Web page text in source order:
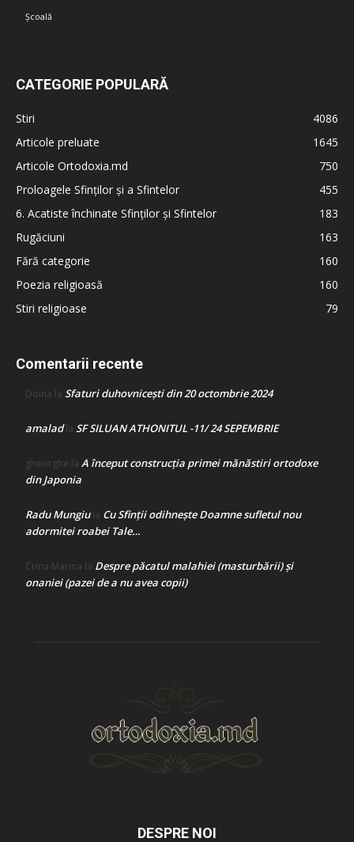
Școală
CATEGORIE POPULARĂ
Stiri
4086
Articole preluate
1645
Articole Ortodoxia.md
750
Proloagele Sfinților și a Sfintelor
455
6. Acatiste închinate Sfinților și Sfintelor
183
Rugăciuni
163
Fără categorie
160
Poezia religioasă
160
Stiri religioase
79
Comentarii recente
Doina la Sfaturi duhovnicești din 20 octombrie 2024
amaladla SF SILUAN ATHONITUL -11/ 24 SEPEMBRIE
gheorghe la A început construcţia primei mănăstiri ortodoxe
din Japonia
Radu Mungiula Cu Sfinții odihnește Doamne sufletul nou
adormitei roabei Tale…
Crina Marina la Despre păcatul malahiei (masturbării) şi
onaniei (pazei de a nu avea copii)
DESPRE NOI